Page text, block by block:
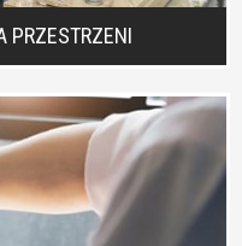
PRZESTRZENI